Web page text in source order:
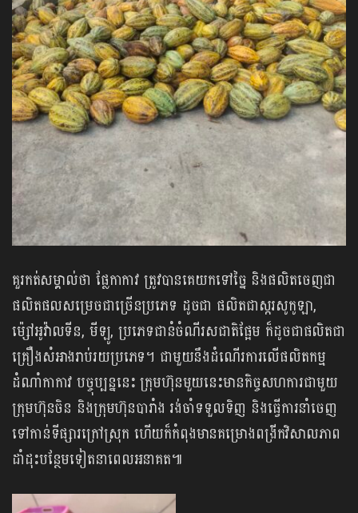
គួរកត់សម្គាល់ថា ផ្លែកាកាវ ត្រូវបានគេយកទៅច្នៃ និងផលិតចេញជា
ផលិតផលសម្រេចជាច្រើនប្រភេទ ដូចជា ផលិតជាស្ករសូកូឡា,
ម៉្សៅអូវ៉ាលទីន, មីឡូ, ប្រភេទជានំចំណីរសជាតិផ្អែម ក៏ដូចជាផលិតជា
គ្រឿងសំអាងរាប់រយប្រភេទ។ ជាមួយនឹងដំណើរការលើផលិតកម្ម
ដំណាំកាកាវ បច្ចុប្បន្ននេះ ក្រុមហ៊ុនមួយនេះមានកិច្ចសហការជាមួយ
ក្រុមហ៊ុនចិន និងក្រុមហ៊ុនបារាំង រង់ចាំទទួលទិញ និងធ្វើការនាំចេញ
ទៅកាន់ទីផ្សារក្រៅស្រុក ហើយក៏កំពុងមានគម្រោងពង្រីកវិសាលភាព
ដាំដុះបន្ថែមទៀតនាពេលអនាគត៕